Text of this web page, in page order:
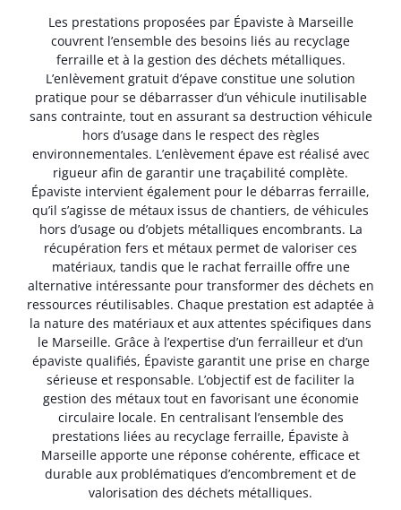
Les prestations proposées par Épaviste à Marseille
couvrent l’ensemble des besoins liés au recyclage
ferraille et à la gestion des déchets métalliques.
L’enlèvement gratuit d’épave constitue une solution
pratique pour se débarrasser d’un véhicule inutilisable
sans contrainte, tout en assurant sa destruction véhicule
hors d’usage dans le respect des règles
environnementales. L’enlèvement épave est réalisé avec
rigueur afin de garantir une traçabilité complète.
Épaviste intervient également pour le débarras ferraille,
qu’il s’agisse de métaux issus de chantiers, de véhicules
hors d’usage ou d’objets métalliques encombrants. La
récupération fers et métaux permet de valoriser ces
matériaux, tandis que le rachat ferraille offre une
alternative intéressante pour transformer des déchets en
ressources réutilisables. Chaque prestation est adaptée à
la nature des matériaux et aux attentes spécifiques dans
le Marseille. Grâce à l’expertise d’un ferrailleur et d’un
épaviste qualifiés, Épaviste garantit une prise en charge
sérieuse et responsable. L’objectif est de faciliter la
gestion des métaux tout en favorisant une économie
circulaire locale. En centralisant l’ensemble des
prestations liées au recyclage ferraille, Épaviste à
Marseille apporte une réponse cohérente, efficace et
durable aux problématiques d’encombrement et de
valorisation des déchets métalliques.